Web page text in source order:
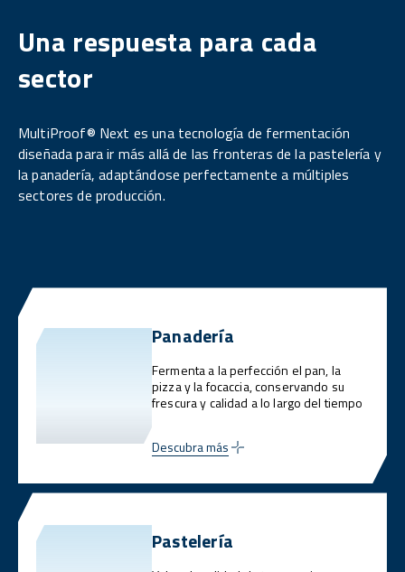
Una respuesta para cada
sector
MultiProof® Next es una tecnología de fermentación
diseñada para ir más allá de las fronteras de la pastelería y
la panadería, adaptándose perfectamente a múltiples
sectores de producción.
Panadería
Fermenta a la perfección el pan, la
pizza y la focaccia, conservando su
frescura y calidad a lo largo del tiempo
Descubra más
Pastelería